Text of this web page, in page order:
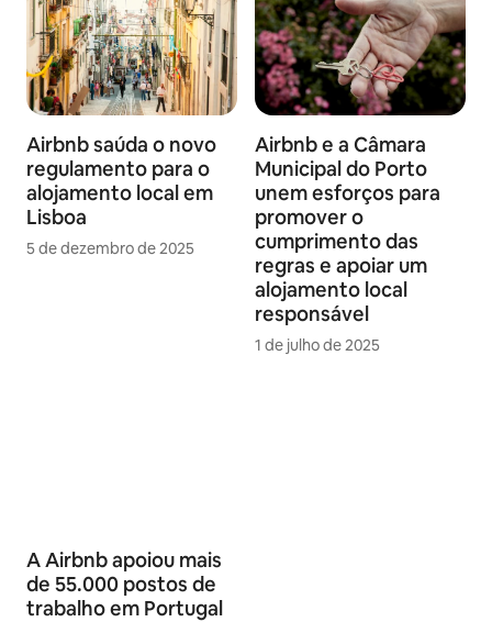
Airbnb saúda o novo
regulamento para o
alojamento local em
Lisboa
5 de dezembro de 2025
Airbnb e a Câmara
Municipal do Porto
unem esforços para
promover o
cumprimento das
regras e apoiar um
alojamento local
responsável
1 de julho de 2025
A Airbnb apoiou mais
de 55.000 postos de
trabalho em Portugal